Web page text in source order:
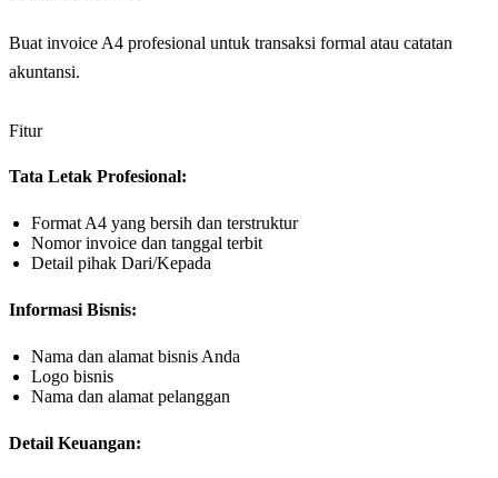
Buat invoice A4 profesional untuk transaksi formal atau catatan
akuntansi.
Fitur
Tata Letak Profesional:
Format A4 yang bersih dan terstruktur
Nomor invoice dan tanggal terbit
Detail pihak Dari/Kepada
Informasi Bisnis:
Nama dan alamat bisnis Anda
Logo bisnis
Nama dan alamat pelanggan
Detail Keuangan: